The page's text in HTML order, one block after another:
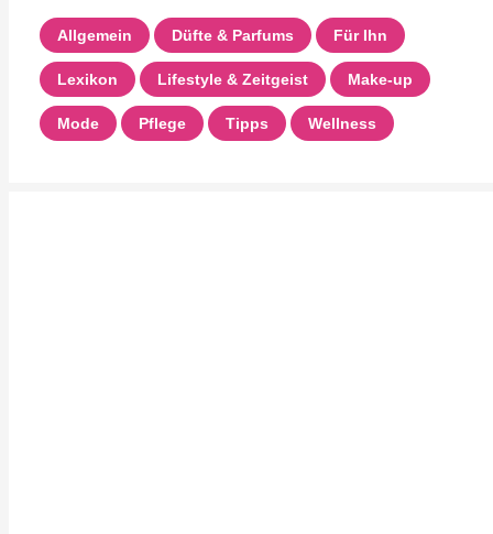
Allgemein Düfte & Parfums Für Ihn
Lexikon Lifestyle & Zeitgeist Make-up
Mode Pflege Tipps Wellness